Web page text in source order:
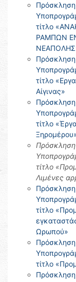
Πρόσκληση
τίτλο
ΡΑΜΠΩΝ
Πρόσκληση
τίτλο
Αίγινας»
Πρόσκληση
τίτλο
Πρόσκληση
τίτλο
Λιμένες
Πρόσκληση
τίτλο
Ωρωπού»
Πρόσκληση
τίτλο
Πρόσκληση